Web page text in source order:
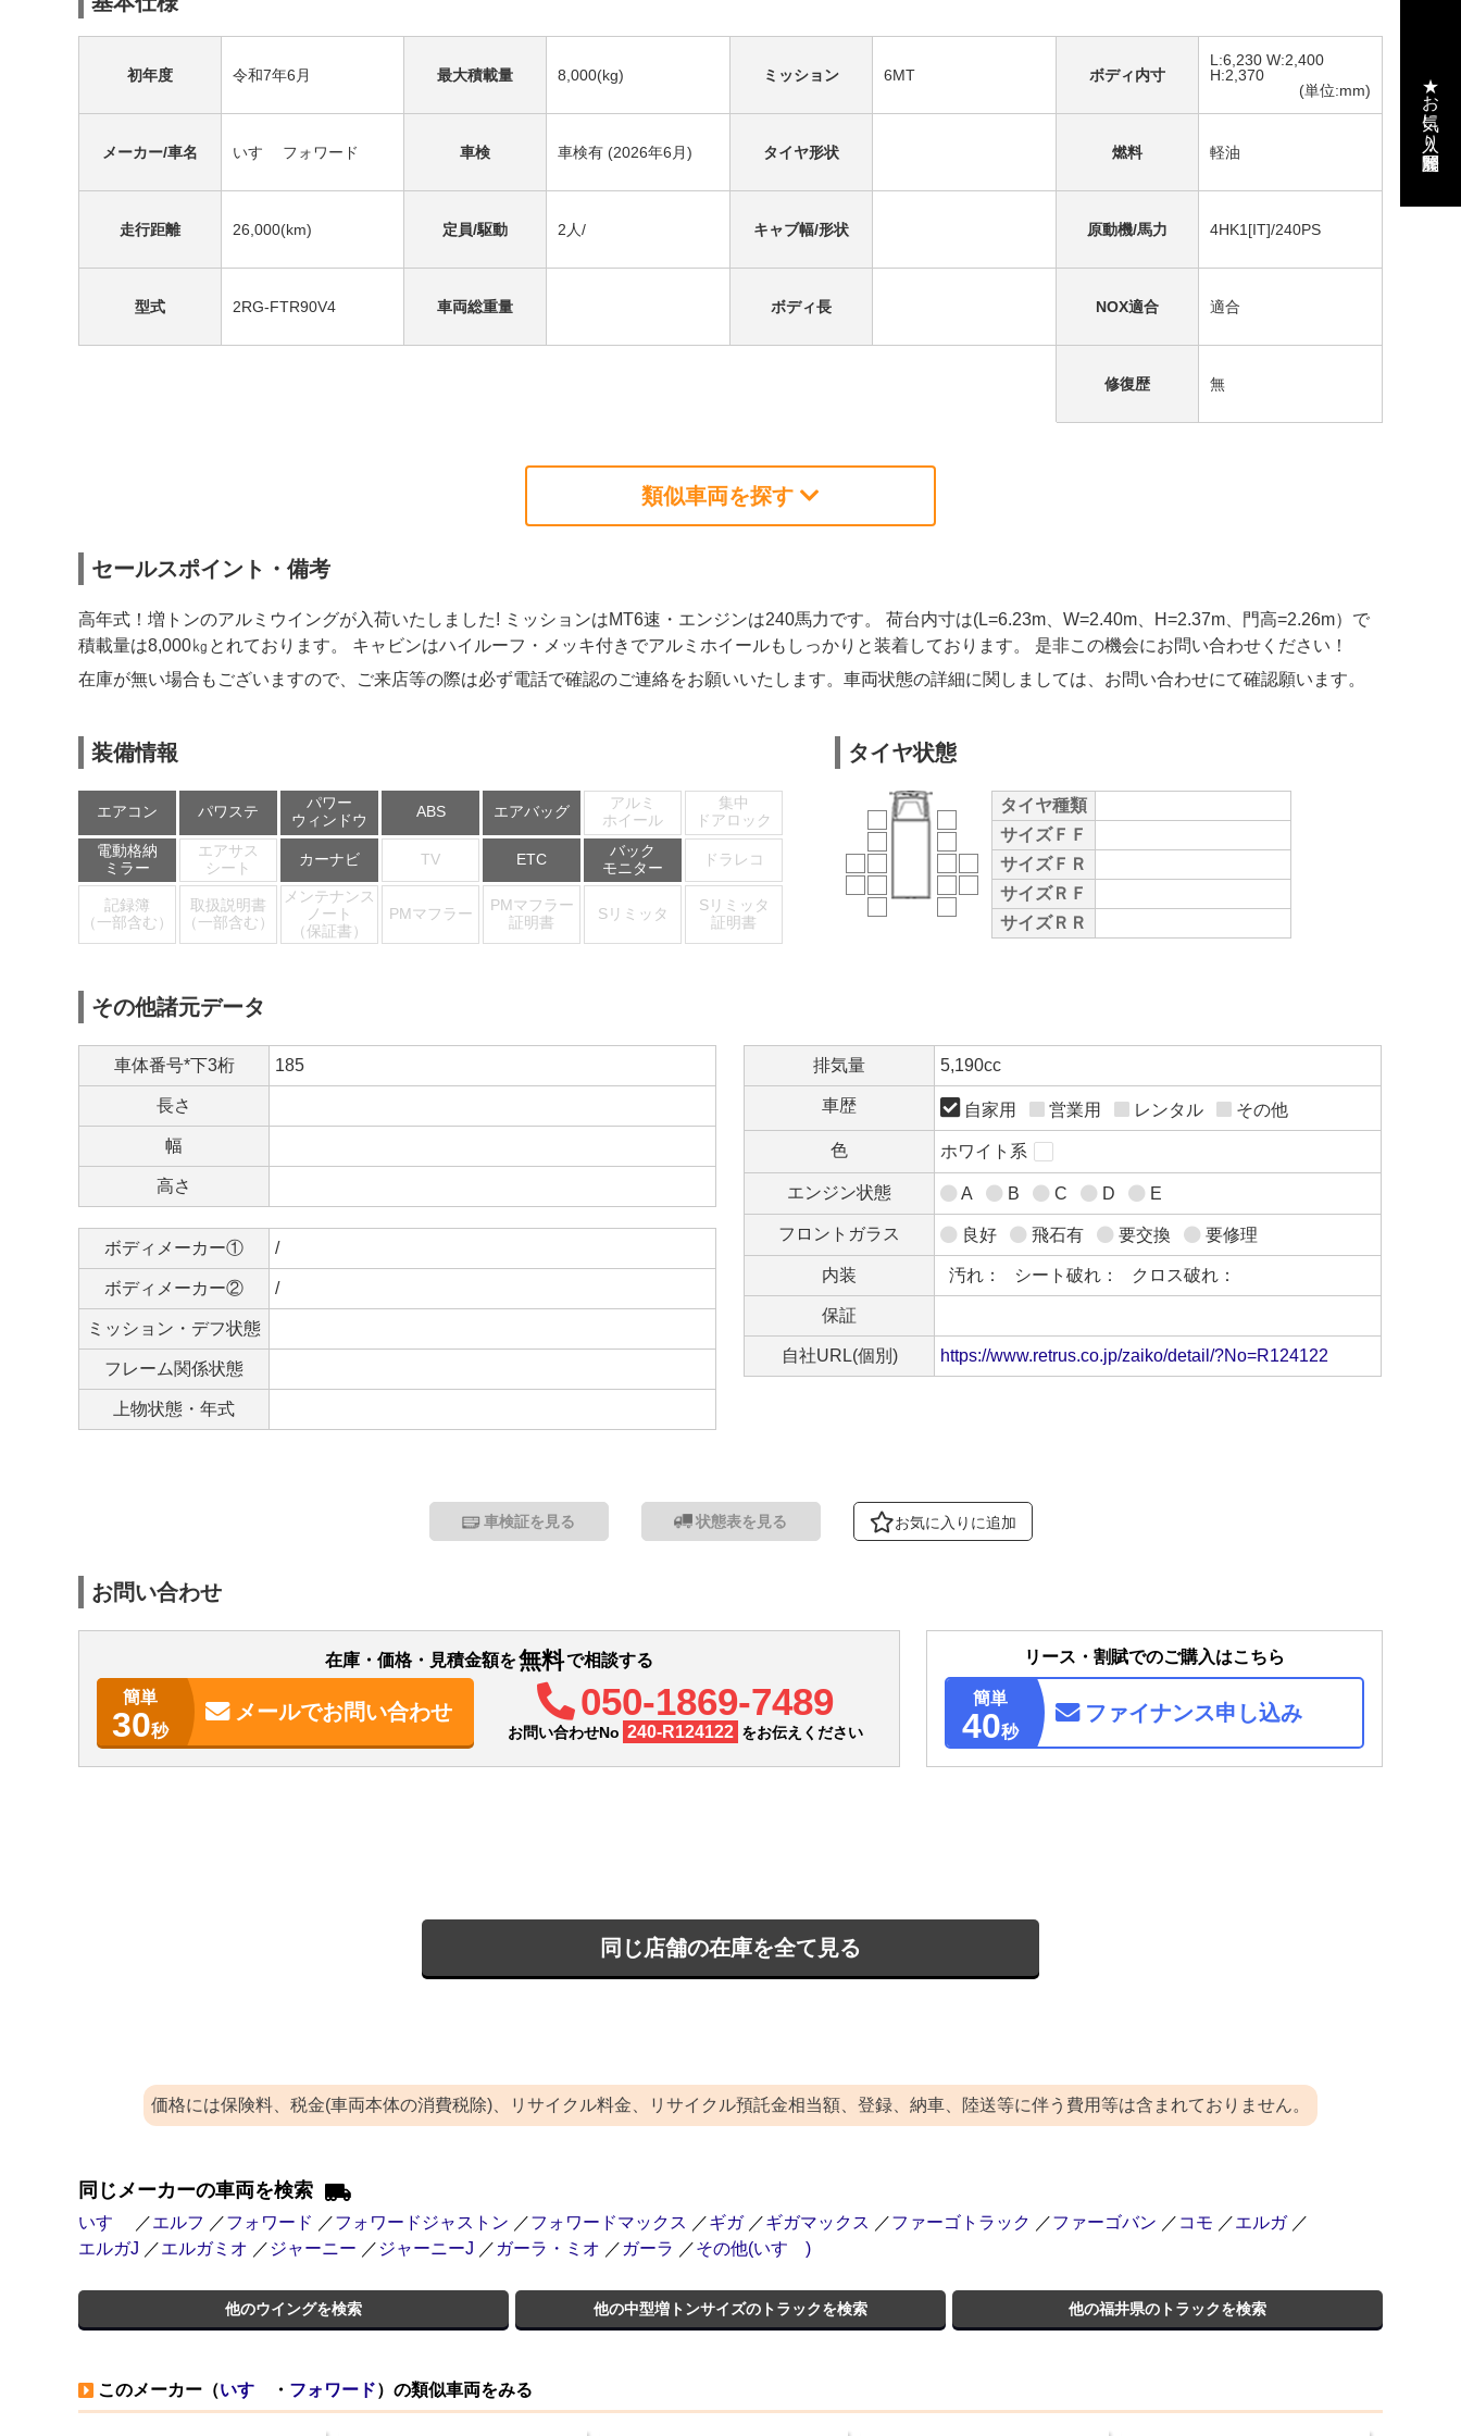
初年度 令和7年6月
メーカー/車名 いすゞ フォワード
走行距離 26,000(km)
型式 2RG-FTR90V4
最大積載量 8,000(kg)
車検 車検有 (2026年6月)
定員/駆動 2人/
車両総重量
ミッション 6MT
タイヤ形状
キャブ幅/形状
ボディ長
ボディ内寸
L:6,230 W:2,400
H:2,370
(単位:mm)
燃料 軽油
原動機/馬力 4HK1[IT]/240PS
NOX適合 適合
修復歴 無
類似車両を探す
セールスポイント・備考
高年式！増トンのアルミウイングが入荷いたしました! ミッションはMT6速・エンジンは240馬力です。 荷台内寸は(L=6.23m、W=2.40m、H=2.37m、門高=2.26m）で
積載量は8,000㎏とれております。 キャビンはハイルーフ・メッキ付きでアルミホイールもしっかりと装着しております。 是非この機会にお問い合わせください！
在庫が無い場合もございますので、ご来店等の際は必ず電話で確認のご連絡をお願いいたします。車両状態の詳細に関しましては、お問い合わせにて確認願います。
装備情報
エアコン パワステ
パワー
ウィンドウ
ABS エアバッグ
アルミ
ホイール
集中
ドアロック
電動格納
ミラー
エアサス
シート
カーナビ TV ETC
バック
モニター
ドラレコ
記録簿
（一部含む）
取扱説明書
（一部含む）
メンテナンス
ノート
（保証書）
PMマフラー
PMマフラー
証明書
Sリミッタ
Sリミッタ
証明書
タイヤ状態
タイヤ種類
サイズＦＦ
サイズＦＲ
サイズＲＦ
サイズＲＲ
その他諸元データ
車体番号*下3桁 185
長さ
幅
高さ
ボディメーカー① /
ボディメーカー② /
ミッション・デフ状態
フレーム関係状態
上物状態・年式
排気量 5,190cc
車歴 自家用 営業用 レンタル その他
色 ホワイト系
エンジン状態 A B C D E
フロントガラス 良好 飛石有 要交換 要修理
内装 汚れ： シート破れ： クロス破れ：
保証
自社URL(個別) https://www.retrus.co.jp/zaiko/detail/?No=R124122
車検証を見る 状態表を見る お気に入り に追加
お問い合わせ
在庫・価格・見積金額を無料で相談する
簡単
30秒
メールでお問い合わせ 050-1869-7489
お問い合わせNo 240-R124122 をお伝えください
リース・割賦でのご購入はこちら
簡単
40秒
ファイナンス申し込み
同じ店舗の在庫を全て見る
価格には保険料、税金(車両本体の消費税除)、リサイクル料金、リサイクル預託金相当額、登録、納車、陸送等に伴う費用等は含まれておりません。
同じメーカーの車両を検索
いすゞ ／エルフ ／フォワード ／フォワードジャストン ／フォワードマックス ／ギガ ／ギガマックス ／ファーゴトラック ／ファーゴバン ／ コモ ／エルガ ／
エルガJ ／エルガミオ ／ ジャーニー ／ ジャーニーJ ／ ガーラ・ミオ ／ ガーラ ／その他(いすゞ)
他のウイングを検索 他の中型増トンサイズのトラックを検索 他の福井県のトラックを検索
このメーカー（いすゞ ・ フォワード）の類似車両をみる
★お気に入り・閲覧履歴